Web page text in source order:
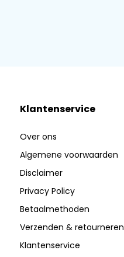
Klantenservice
Over ons
Algemene voorwaarden
Disclaimer
Privacy Policy
Betaalmethoden
Verzenden & retourneren
Klantenservice